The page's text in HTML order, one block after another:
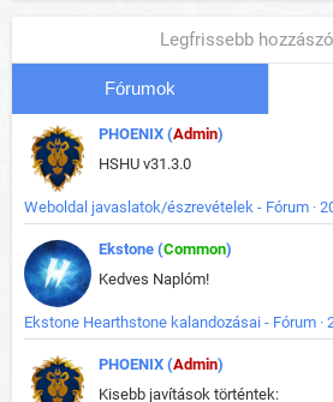
Legfrissebb
Fórumok
PHOENIX (Admin)
HSHU v31.3.0
Weboldal javaslatok/észrevételek - Fórum ·
Ekstone (Common)
Kedves Naplóm!
Ekstone Hearthstone kalandozásai - Fórum ·
PHOENIX (Admin)
Kisebb javítások történtek: